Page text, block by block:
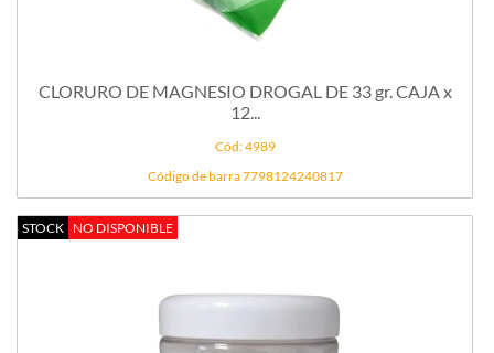
CLORURO DE MAGNESIO DROGAL DE 33 gr. CAJA x
12...
Cód: 4989
Código de barra 7798124240817
STOCK NO DISPONIBLE